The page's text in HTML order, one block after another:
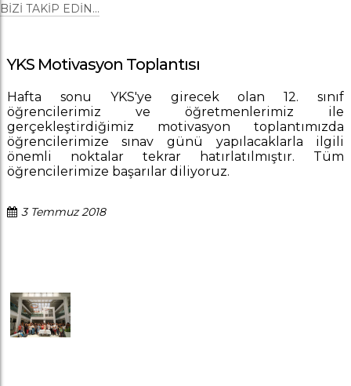
BIZI TAKIP EDIN...
YKS Motivasyon Toplantısı
Hafta sonu YKS'ye girecek olan 12. sınıf
öğrencilerimiz ve öğretmenlerimiz ile
gerçekleştirdiğimiz motivasyon toplantımızda
öğrencilerimize sınav günü yapılacaklarla ilgili
önemli noktalar tekrar hatırlatılmıştır. Tüm
öğrencilerimize başarılar diliyoruz.
3 Temmuz 2018